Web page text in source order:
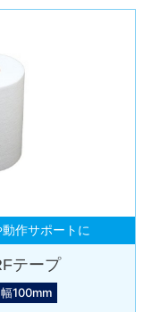
作サポートに
テープ
幅100mm